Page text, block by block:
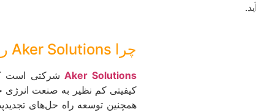
چرا Aker Solutions را انتخاب کنیم؟
Aker Solutionsشرکتی است
کیفیتی کم نظیر به صنعت انرژی
همچنین توسعه راه حل‌های